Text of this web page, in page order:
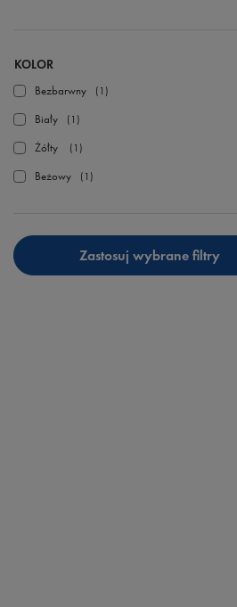
KOLOR
Bezbarwny 1
Biały 1
Żółty 1
Beżowy 1
Zastosuj wybrane filtry